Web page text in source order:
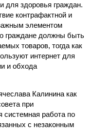
для здоровья граждан.
контрафактной и
элементом
граждане должны быть
товаров, тогда как
интернет для
и обхода
Калинина как
при
системная работа по
с незаконным